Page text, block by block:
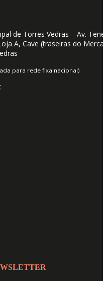
de Torres Vedras – Av.
A, Cave (traseiras do
para rede fixa nacional)